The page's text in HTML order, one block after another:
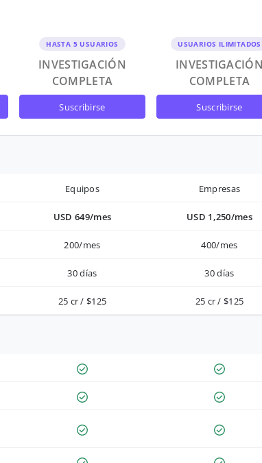
HASTA 5 USUARIOS
INVESTIGACIÓN
COMPLETA
suscribirse
USUARIOS ILIMITADOS
COMPLETA
suscribirse
Equipos Empresas
USD 649/mes USD 1,250/mes
200/mes 400/mes
30 días 30 días
25 cr / $125 25 cr / $125